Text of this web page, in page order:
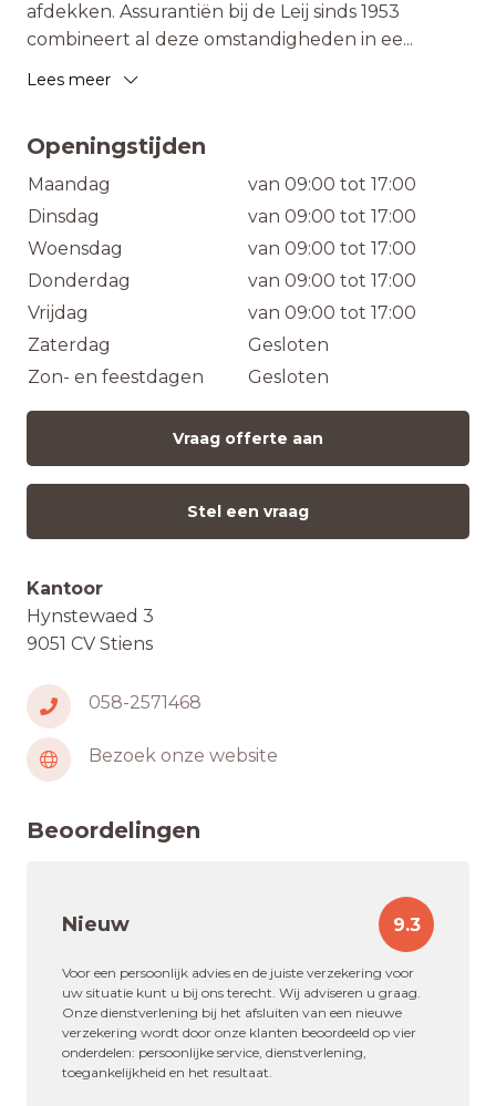
afdekken. Assurantiën bij de Leij sinds 1953
combineert al deze omstandigheden in ee...
Lees meer
Openingstijden
Maandag
van 09:00 tot 17:00
Dinsdag
van 09:00 tot 17:00
Woensdag
van 09:00 tot 17:00
Donderdag
van 09:00 tot 17:00
Vrijdag
van 09:00 tot 17:00
Zaterdag
Gesloten
Zon- en feestdagen
Gesloten
Vraag offerte aan
Stel een vraag
Kantoor
Hynstewaed 3
9051 CV Stiens
058-2571468
Bezoek onze website
Beoordelingen
Nieuw 9.3
Voor een persoonlijk advies en de juiste verzekering voor
uw situatie kunt u bij ons terecht. Wij adviseren u graag.
Onze dienstverlening bij het afsluiten van een nieuwe
verzekering wordt door onze klanten beoordeeld op vier
onderdelen: persoonlijke service, dienstverlening,
toegankelijkheid en het resultaat.